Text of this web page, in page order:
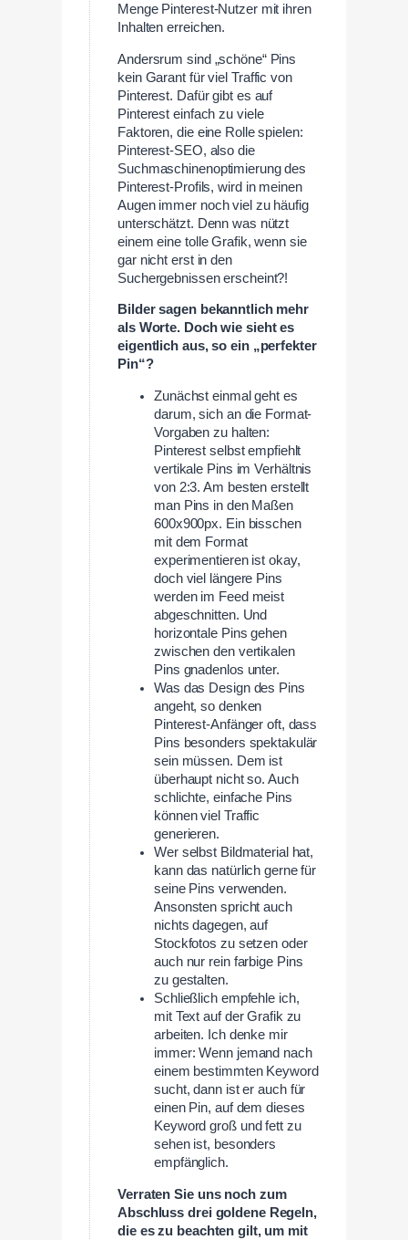
Menge Pinterest-Nutzer mit ihren
Inhalten erreichen.
Andersrum sind „schöne“ Pins
kein Garant für viel Traffic von
Pinterest. Dafür gibt es auf
Pinterest einfach zu viele
Faktoren, die eine Rolle spielen:
Pinterest-SEO, also die
Suchmaschinenoptimierung des
Pinterest-Profils, wird in meinen
Augen immer noch viel zu häufig
unterschätzt. Denn was nützt
einem eine tolle Grafik, wenn sie
gar nicht erst in den
Suchergebnissen erscheint?!
Bilder sagen bekanntlich mehr
als Worte. Doch wie sieht es
eigentlich aus, so ein „perfekter
Pin“?
Zunächst einmal geht es
darum, sich an die Format-
Vorgaben zu halten:
Pinterest selbst empfiehlt
vertikale Pins im Verhältnis
von 2:3. Am besten erstellt
man Pins in den Maßen
600x900px. Ein bisschen
mit dem Format
experimentieren ist okay,
doch viel längere Pins
werden im Feed meist
abgeschnitten. Und
horizontale Pins gehen
zwischen den vertikalen
Pins gnadenlos unter.
Was das Design des Pins
angeht, so denken
Pinterest-Anfänger oft, dass
Pins besonders spektakulär
sein müssen. Dem ist
überhaupt nicht so. Auch
schlichte, einfache Pins
können viel Traffic
generieren.
Wer selbst Bildmaterial hat,
kann das natürlich gerne für
seine Pins verwenden.
Ansonsten spricht auch
nichts dagegen, auf
Stockfotos zu setzen oder
auch nur rein farbige Pins
zu gestalten.
Schließlich empfehle ich,
mit Text auf der Grafik zu
arbeiten. Ich denke mir
immer: Wenn jemand nach
einem bestimmten Keyword
sucht, dann ist er auch für
einen Pin, auf dem dieses
Keyword groß und fett zu
sehen ist, besonders
empfänglich.
Verraten Sie uns noch zum
Abschluss drei goldene Regeln,
die es zu beachten gilt, um mit